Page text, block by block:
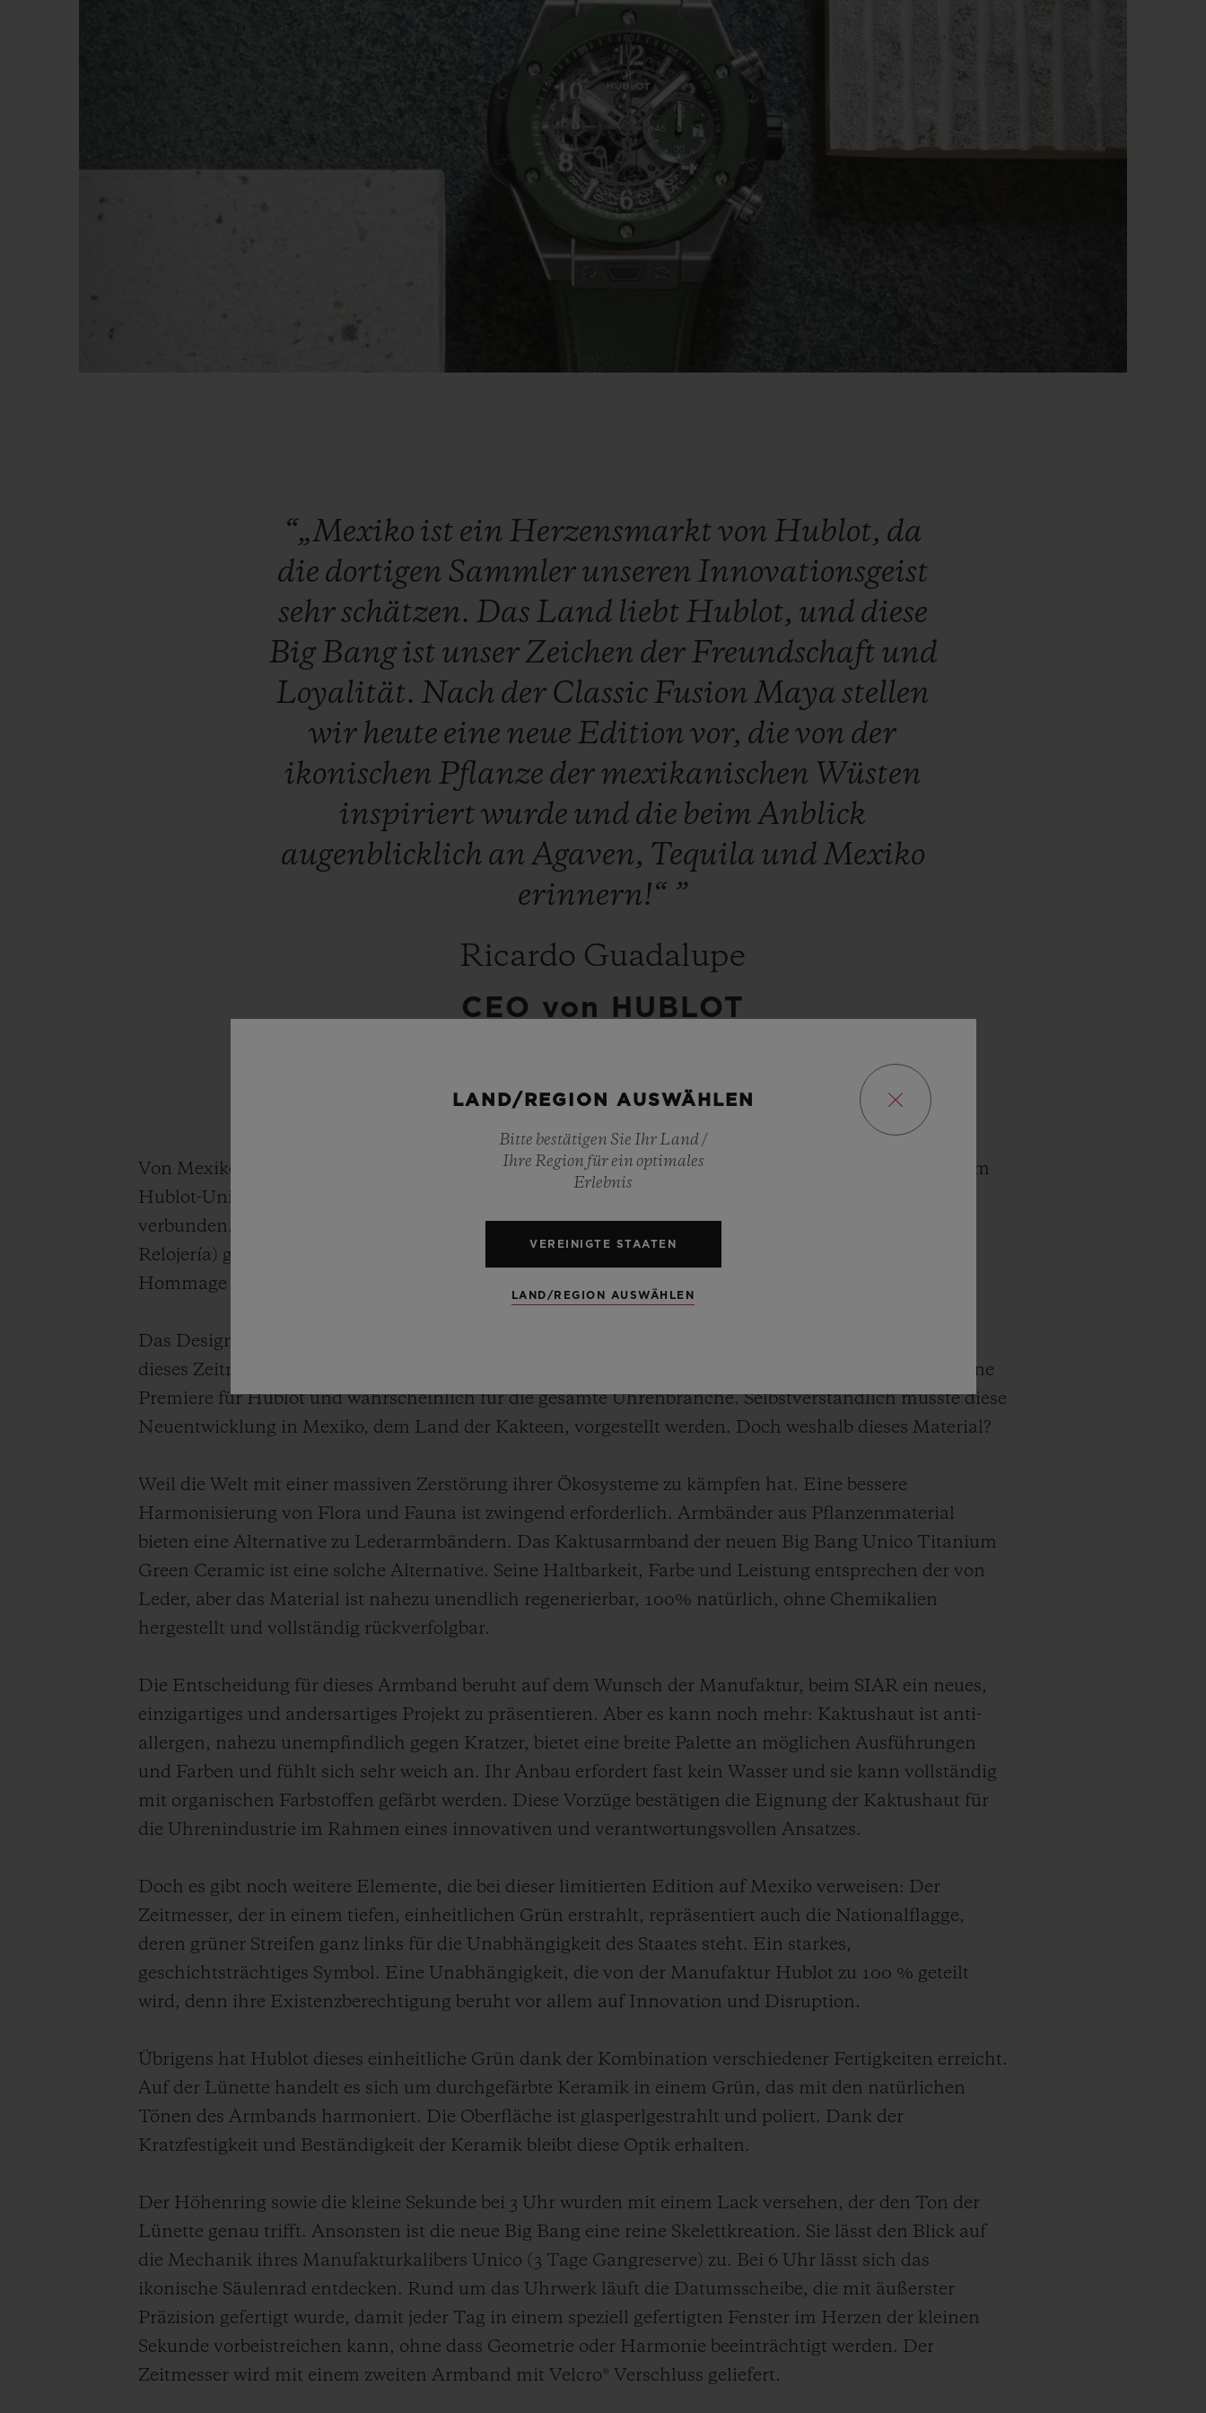
“„Mexiko ist ein Herzensmarkt von Hublot, da
die dortigen Sammler unseren Innovationsgeist
sehr schätzen. Das Land liebt Hublot, und diese
BigBangist unser Zeichen der Freundschaft und
Loyalität. Nach der Classic FusionMaya stellen
wir heute eine neue Editionvor, dievon der
ikonischen Pflanze der mexikanischen Wüsten
inspiriertwurde und die beimAnblick
augenblicklich an Agaven, Tequila und Mexiko
erinnern!“ ”
Ricardo Guadalupe
CEO von HUBLOT
Von Mexiko-Stadt ausgehend über das ganze Land: Mexiko ist seit langem einer der hellsten Sterne im
Hublot-Universum und fühlt sich der Marke mit großer Begeisterung und in tiefer Freundschaft
verbunden. Die neue Big Bang, die speziell für den Uhrensalon SIAR (Salón Internacional Alta
Relojería) geschaffen wurde, der vom 17. bis 19. Oktober in Mexico City stattfindet, ist eine echte
Hommage an Mexiko ‒ vom Gehäuse bis zum Armband!
Das Design kommt einer doppelten Verbeugung gleich: Ausnahmsweise ist die wirkliche Sensation
dieses Zeitmessers sein Armband: Der Kautschukkern ist mit einer Schicht aus Kaktus überzogen. Eine
Premiere für Hublot und wahrscheinlich für die gesamte Uhrenbranche. Selbstverständlich musste diese
Neuentwicklung in Mexiko, dem Land der Kakteen, vorgestellt werden. Doch weshalb dieses Material?
Weil die Welt mit einer massiven Zerstörung ihrer Ökosysteme zu kämpfen hat. Eine bessere
Harmonisierung von Flora und Fauna ist zwingend erforderlich. Armbänder aus Pflanzenmaterial
bieten eine Alternative zu Lederarmbändern. Das Kaktusarmband der neuen Big Bang Unico Titanium
Green Ceramic ist eine solche Alternative. Seine Haltbarkeit, Farbe und Leistung entsprechen der von
Leder, aber das Material ist nahezu unendlich regenerierbar, 100% natürlich, ohne Chemikalien
hergestellt und vollständig rückverfolgbar.
Die Entscheidung für dieses Armband beruht auf dem Wunsch der Manufaktur, beim SIAR ein neues,
einzigartiges und andersartiges Projekt zu präsentieren. Aber es kann noch mehr: Kaktushaut ist anti-
allergen, nahezu unempfindlich gegen Kratzer, bietet eine breite Palette an möglichen Ausführungen
und Farben und fühlt sich sehr weich an. Ihr Anbau erfordert fast kein Wasser und sie kann vollständig
mit organischen Farbstoffen gefärbt werden. Diese Vorzüge bestätigen die Eignung der Kaktushaut für
die Uhrenindustrie im Rahmen eines innovativen und verantwortungsvollen Ansatzes.
Doch es gibt noch weitere Elemente, die bei dieser limitierten Edition auf Mexiko verweisen: Der
Zeitmesser, der in einem tiefen, einheitlichen Grün erstrahlt, repräsentiert auch die Nationalflagge,
deren grüner Streifen ganz links für die Unabhängigkeit des Staates steht. Ein starkes,
geschichtsträchtiges Symbol. Eine Unabhängigkeit, die von der Manufaktur Hublot zu 100 % geteilt
wird, denn ihre Existenzberechtigung beruht vor allem auf Innovation und Disruption.
Übrigens hat Hublot dieses einheitliche Grün dank der Kombination verschiedener Fertigkeiten erreicht.
Auf der Lünette handelt es sich um durchgefärbte Keramik in einem Grün, das mit den natürlichen
Tönen des Armbands harmoniert. Die Oberfläche ist glasperlgestrahlt und poliert. Dank der
Kratzfestigkeit und Beständigkeit der Keramik bleibt diese Optik erhalten.
Der Höhenring sowie die kleine Sekunde bei 3 Uhr wurden mit einem Lack versehen, der den Ton der
Lünette genau trifft. Ansonsten ist die neue Big Bang eine reine Skelettkreation. Sie lässt den Blick auf
die Mechanik ihres Manufakturkalibers Unico (3 Tage Gangreserve) zu. Bei 6 Uhr lässt sich das
ikonische Säulenrad entdecken. Rund um das Uhrwerk läuft die Datumsscheibe, die mit äußerster
Präzision gefertigt wurde, damit jeder Tag in einem speziell gefertigten Fenster im Herzen der kleinen
Sekunde vorbeistreichen kann, ohne dass Geometrie oder Harmonie beeinträchtigt werden. Der
Zeitmesser wird mit einem zweiten Armband mit Velcro® Verschluss geliefert.
LAND/REGION AUSWÄHLEN
Bitte bestätigen Sie Ihr Land /
Ihre Region für ein optimales
Erlebnis
VEREINIGTE STAATEN
LAND/REGION AUSWÄHLEN